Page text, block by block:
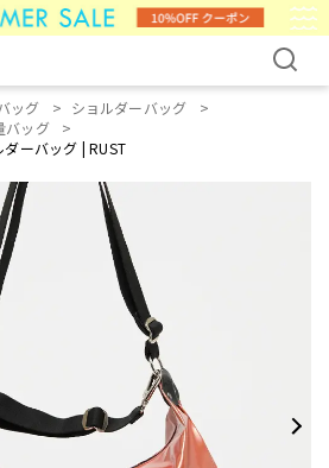
ッグ
ショルダーバッグ
バッグ
ーバッグ | RUST